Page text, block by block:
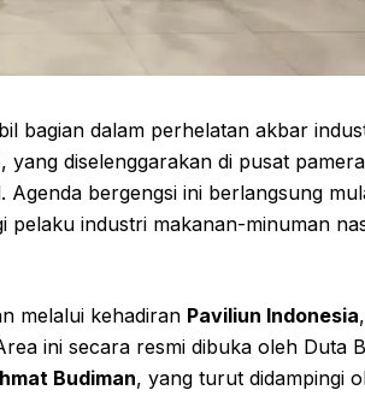
bagian dalam perhelatan akbar
diselenggarakan di pusat
bergengsi ini berlangsung
pelaku industri makanan-minuman
melalui kehadiran Paviliun Indonesia,
ini secara resmi dibuka oleh Duta
Budiman, yang turut didampingi